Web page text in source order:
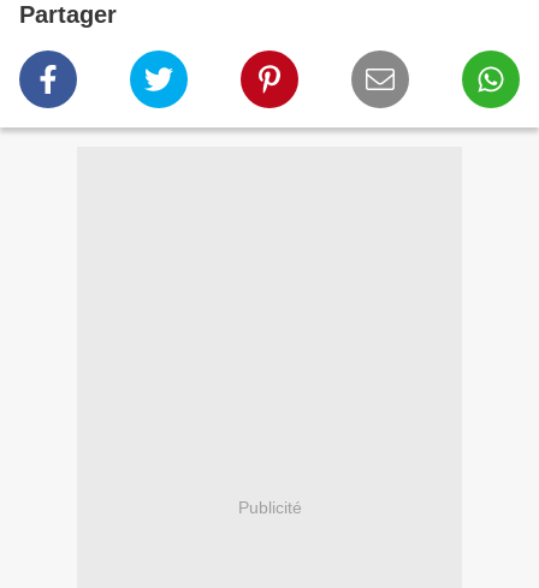
Partager
Publicité